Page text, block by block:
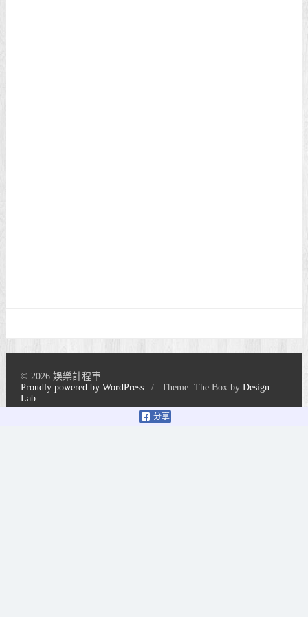
分享
© 2026 娛樂計程車
Proudly powered by WordPress
/ Theme: The Box byDesign
Lab